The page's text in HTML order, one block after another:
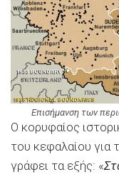
Επισήμανση των
Ο κορυφαίος
του κεφαλαίου
γράφει τα εξής: «